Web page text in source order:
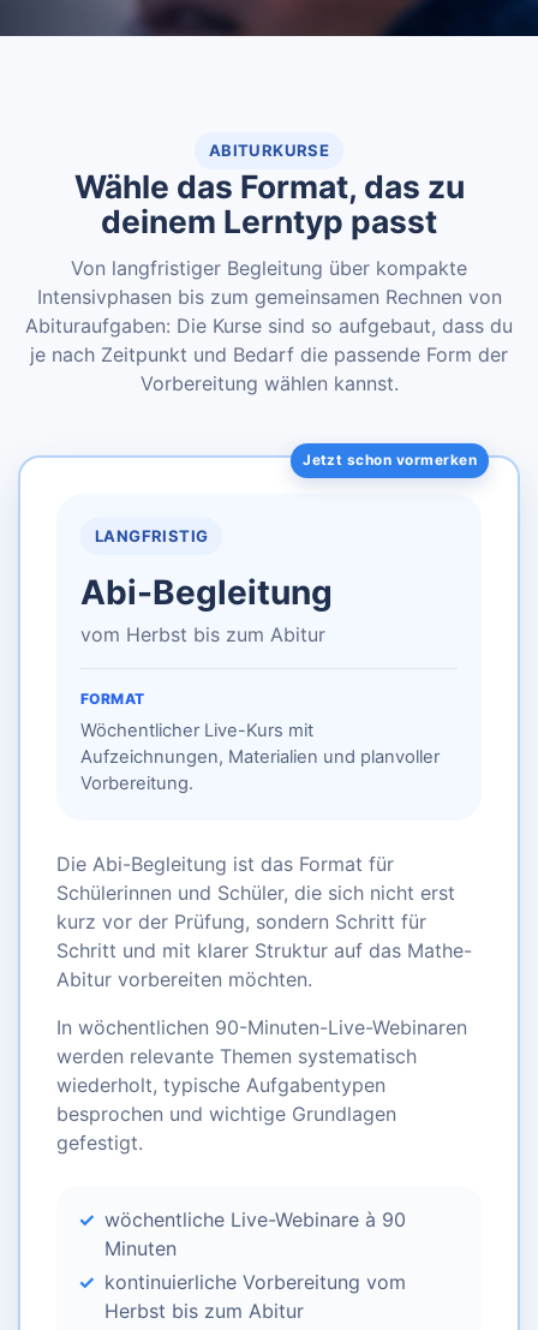
ABITURKURSE
Wähle das Format, das zu
deinem Lerntyp passt
Von langfristiger Begleitung über kompakte
Intensivphasen bis zum gemeinsamen Rechnen von
Abituraufgaben: Die Kurse sind so aufgebaut, dass du
je nach Zeitpunkt und Bedarf die passende Form der
Vorbereitung wählen kannst.
LANGFRISTIG
Abi-Begleitung
vom Herbst bis zum Abitur
FORMAT
Wöchentlicher Live-Kurs mit
Aufzeichnungen, Materialien und planvoller
Vorbereitung.
Die Abi-Begleitung ist das Format für
Schülerinnen und Schüler, die sich nicht erst
kurz vor der Prüfung, sondern Schritt für
Schritt und mit klarer Struktur auf das Mathe-
Abitur vorbereiten möchten.
In wöchentlichen 90-Minuten-Live-Webinaren
werden relevante Themen systematisch
wiederholt, typische Aufgabentypen
besprochen und wichtige Grundlagen
gefestigt.
wöchentliche Live-Webinare à 90
Minuten
kontinuierliche Vorbereitung vom
Herbst bis zum Abitur